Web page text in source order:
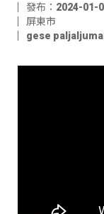
發布：2024-01-
屏東市
gese